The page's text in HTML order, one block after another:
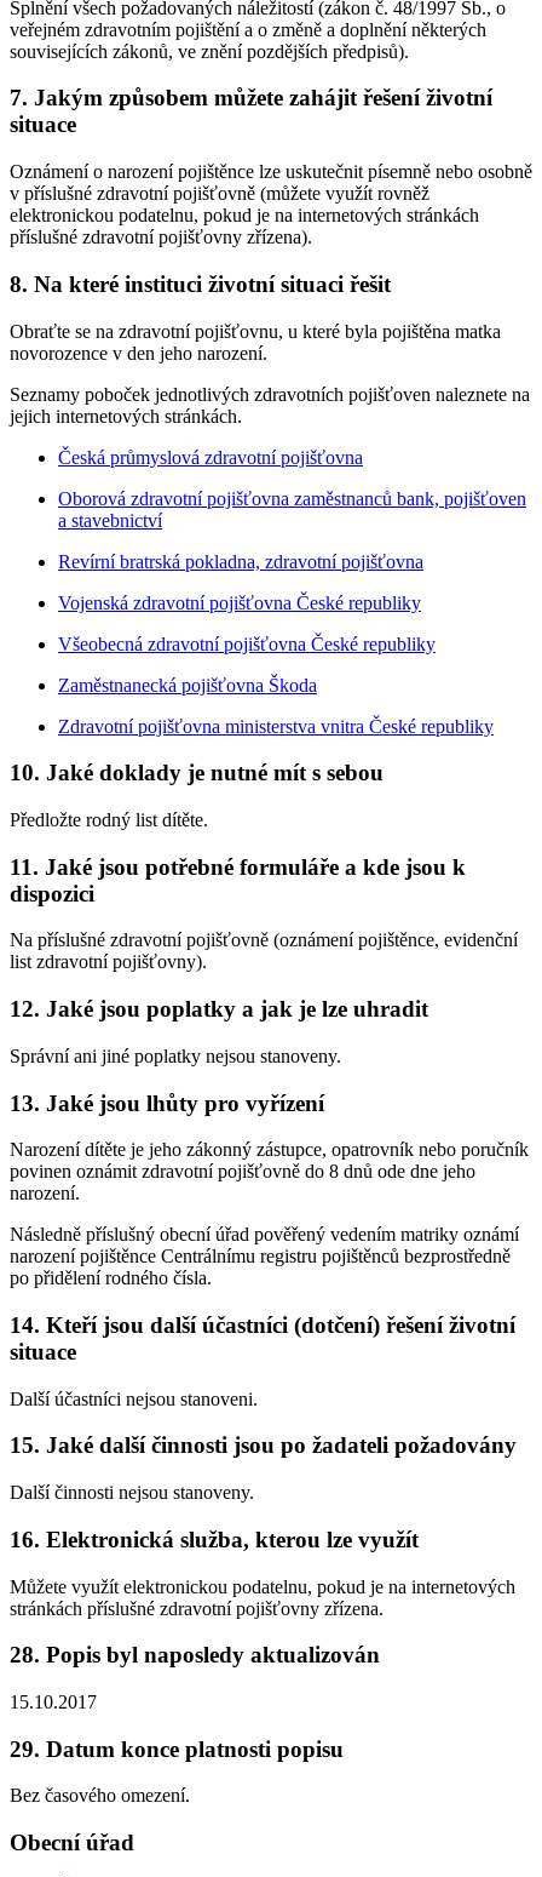
Splnění všech požadovaných náležitostí (zákon č. 48/1997 Sb., o
veřejném zdravotním pojištění a o změně a doplnění některých
souvisejících zákonů, ve znění pozdějších předpisů).
7. Jakým způsobem můžete zahájit řešení životní
situace
Oznámení o narození pojištěnce lze uskutečnit písemně nebo osobně
v příslušné zdravotní pojišťovně (můžete využít rovněž
elektronickou podatelnu, pokud je na internetových stránkách
příslušné zdravotní pojišťovny zřízena).
8. Na které instituci životní situaci řešit
Obraťte se na zdravotní pojišťovnu, u které byla pojištěna matka
novorozence v den jeho narození.
Seznamy poboček jednotlivých zdravotních pojišťoven naleznete na
jejich internetových stránkách.
Česká průmyslová zdravotní pojišťovna
Oborová zdravotní pojišťovna zaměstnanců bank, pojišťoven
a stavebnictví
Revírní bratrská pokladna, zdravotní pojišťovna
Vojenská zdravotní pojišťovna České republiky
Všeobecná zdravotní pojišťovna České republiky
Zaměstnanecká pojišťovna Škoda
Zdravotní pojišťovna ministerstva vnitra České republiky
10. Jaké doklady je nutné mít s sebou
Předložte rodný list dítěte.
11. Jaké jsou potřebné formuláře a kde jsou k
dispozici
Na příslušné zdravotní pojišťovně (oznámení pojištěnce, evidenční
list zdravotní pojišťovny).
12. Jaké jsou poplatky a jak je lze uhradit
Správní ani jiné poplatky nejsou stanoveny.
13. Jaké jsou lhůty pro vyřízení
Narození dítěte je jeho zákonný zástupce, opatrovník nebo poručník
povinen oznámit zdravotní pojišťovně do 8 dnů ode dne jeho
narození.
Následně příslušný obecní úřad pověřený vedením matriky oznámí
narození pojištěnce Centrálnímu registru pojištěnců bezprostředně
po přidělení rodného čísla.
14. Kteří jsou další účastníci (dotčení) řešení životní
situace
Další účastníci nejsou stanoveni.
15. Jaké další činnosti jsou po žadateli požadovány
Další činnosti nejsou stanoveny.
16. Elektronická služba, kterou lze využít
Můžete využít elektronickou podatelnu, pokud je na internetových
stránkách příslušné zdravotní pojišťovny zřízena.
28. Popis byl naposledy aktualizován
15.10.2017
29. Datum konce platnosti popisu
Bez časového omezení.
Obecní úřad